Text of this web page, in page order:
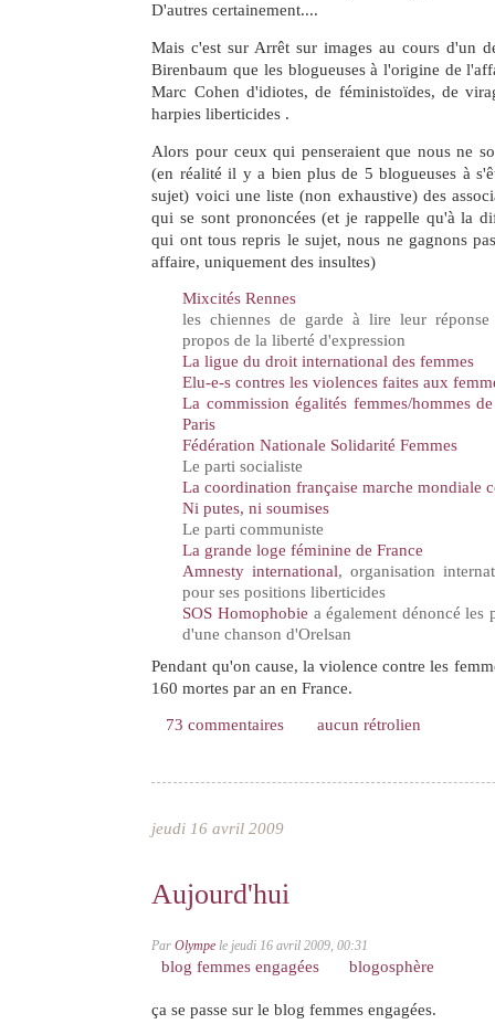
D'autres certainement....
Mais c'est sur Arrêt sur images au cours d'un
Birenbaum que les blogueuses à l'origine de
Marc Cohen d'idiotes, de féministoïdes, de
harpies liberticides .
Alors pour ceux qui penseraient que nous ne
(en réalité il y a bien plus de 5 blogueuses à
sujet) voici une liste (non exhaustive) des
qui se sont prononcées (et je rappelle qu'à la
qui ont tous repris le sujet, nous ne gagnons
affaire, uniquement des insultes)
Mixcités Rennes
les chiennes de garde à lire leur
propos de la liberté d'expression
La ligue du droit international des femmes
Elu-e-s contres les violences faites aux
La commission égalités femmes/hommes
Paris
Fédération Nationale Solidarité Femmes
Le parti socialiste
La coordination française marche mondiale
Ni putes, ni soumises
Le parti communiste
La grande loge féminine de France
Amnesty international, organisation
pour ses positions liberticides
SOS Homophobie a également dénoncé les
d'une chanson d'Orelsan
Pendant qu'on cause, la violence contre les
160 mortes par an en France.
73 commentaires aucun rétrolien
jeudi 16 avril 2009
Aujourd'hui
ParOlympe le jeudi 16 avril 2009, 00:31
blog femmes engagées blogosphère
ça se passe sur le blog femmes engagées.